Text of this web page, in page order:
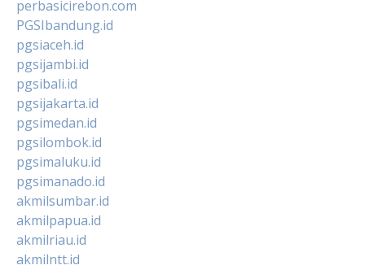
perbasicirebon.com
PGSIbandung.id
pgsiaceh.id
pgsijambi.id
pgsibali.id
pgsijakarta.id
pgsimedan.id
pgsilombok.id
pgsimaluku.id
pgsimanado.id
akmilsumbar.id
akmilpapua.id
akmilriau.id
akmilntt.id